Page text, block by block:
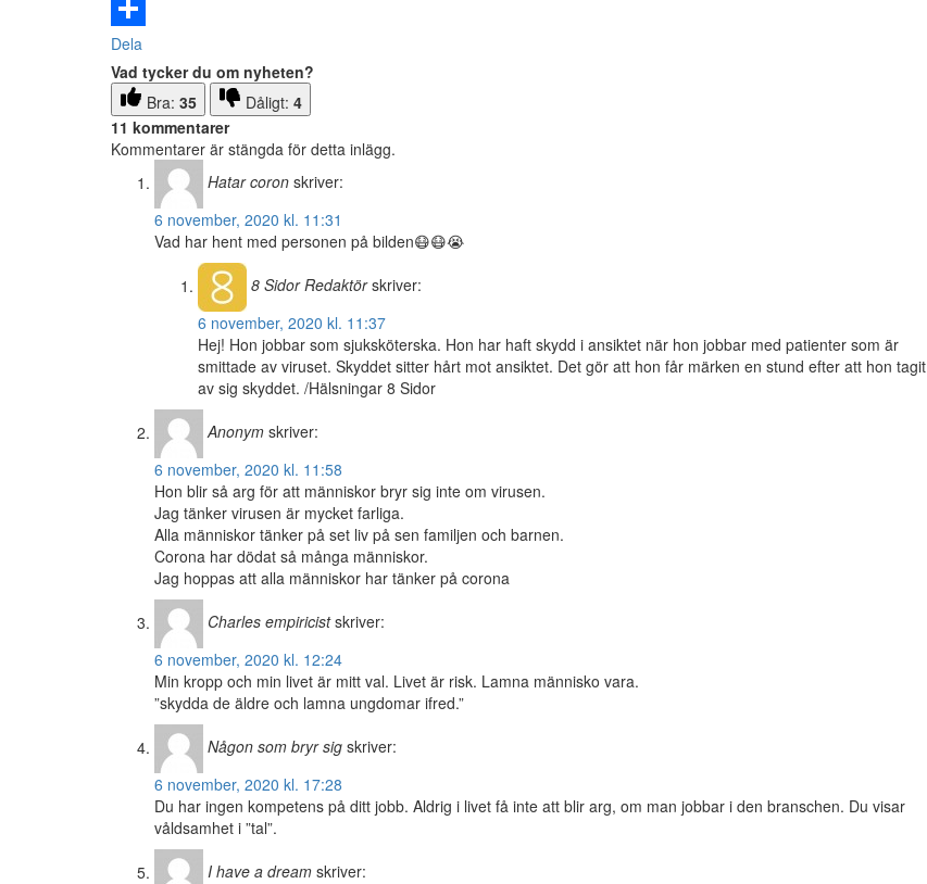
Email
Dela
Vad tycker du om nyheten?
Bra: 35 Dåligt: 4
11 kommentarer
Kommentarer är stängda för detta inlägg.
Hatar coron skriver:
6 november, 2020 kl. 11:31
Vad har hent med personen på bilden😷😷😭
8 SidorRedaktör skriver:
6 november, 2020 kl. 11:37
Hej! Hon jobbar som sjuksköterska. Hon har haft skydd i ansiktet när hon jobbar med patienter som är
smittade av viruset. Skyddet sitter hårt mot ansiktet. Det gör att hon får märken en stund efter att hon tagit
av sig skyddet. /Hälsningar 8 Sidor
Anonym skriver:
6 november, 2020 kl. 11:58
Hon blir så arg för att människor bryr sig inte om virusen.
Jag tänker virusen är mycket farliga.
Alla människor tänker på set liv på sen familjen och barnen.
Corona har dödat så många människor.
Jag hoppas att alla människor har tänker på corona
Charles empiricist skriver:
6 november, 2020 kl. 12:24
Min kropp och min livet är mitt val. Livet är risk. Lamna människo vara.
”skydda de äldre och lamna ungdomar ifred.”
Någon som bryr sig skriver:
6 november, 2020 kl. 17:28
Du har ingen kompetens på ditt jobb. Aldrig i livet få inte att blir arg, om man jobbar i den branschen. Du visar
våldsamhet i ”tal”.
I have a dream skriver: